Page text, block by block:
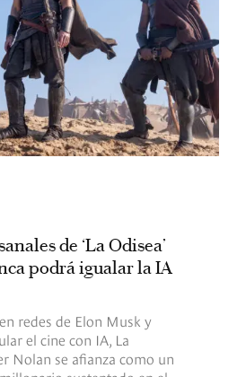
de ‘La Odisea’
podrá igualar la IA
redes de Elon Musk y
el cine con IA, La
Nolan se afianza como un